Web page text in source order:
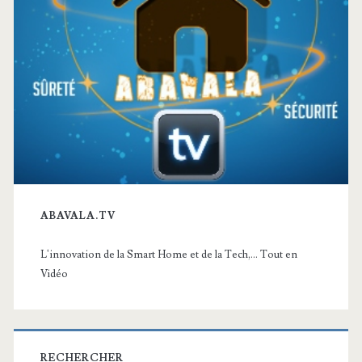
ABAVALA.TV
L'innovation de la Smart Home et de la Tech,... Tout en
Vidéo
RECHERCHER